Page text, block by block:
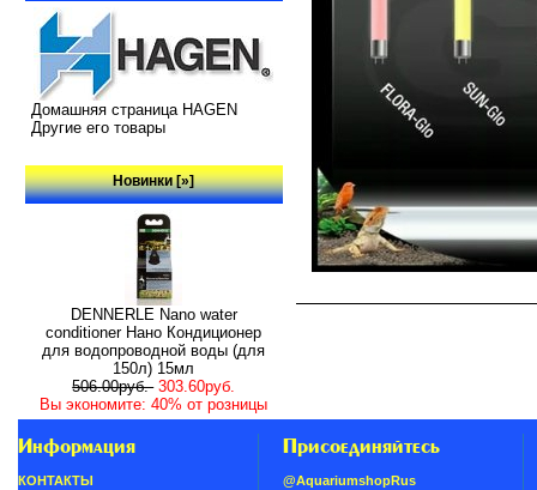
Домашняя страница HAGEN
Другие его товары
Новинки [»]
DENNERLE Nano water
conditioner Нано Кондиционер
для водопроводной воды (для
150л) 15мл
506.00руб. 303.60руб.
Вы экономите: 40% от розницы
Информация
КОНТАКТЫ
Присоединяйтесь
@AquariumshopRus